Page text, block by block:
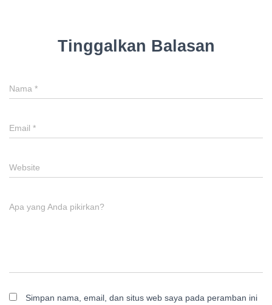
Tinggalkan Balasan
Nama *
Email *
Website
Apa yang Anda pikirkan?
Simpan nama, email, dan situs web saya pada peramban ini